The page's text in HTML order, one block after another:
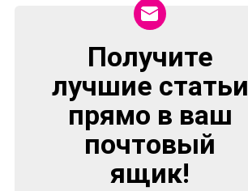
NEWSLETTER
Получите
лучшие статьи
прямо в ваш
почтовый
ящик!